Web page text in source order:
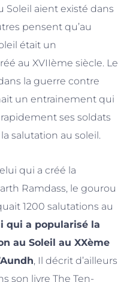
Soleil aient existé dans
pensent qu’au
était un
au XVIIème siècle. Le
la guerre contre
un entrainement qui
ses soldats
salutation au soleil.
qui a créé la
Ramdass, le gourou
1200 salutations au
qui a popularisé la
au Soleil au XXème
, Il décrit d’ailleurs
son livre The Ten-